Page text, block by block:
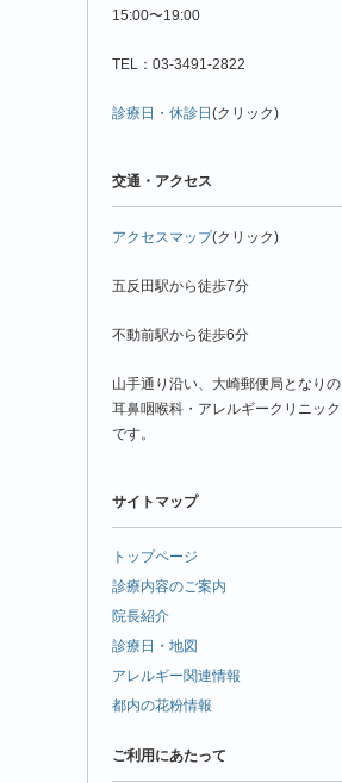
15:00〜19:00
TEL：03-3491-2822
診療日・休診日(クリック)
交通・アクセス
アクセスマップ(クリック)
五反田駅から徒歩7分
不動前駅から徒歩6分
山手通り沿い、大崎郵便局となりの
耳鼻咽喉科・アレルギークリニック
です。
サイトマップ
トップページ
診療内容のご案内
院長紹介
診療日・地図
アレルギー関連情報
都内の花粉情報
ご利用にあたって